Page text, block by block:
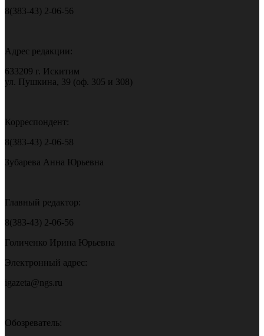
8(383-43) 2-06-56
Адрес редакции:
633209 г. Искитим
ул. Пушкина, 39 (оф. 305 и 308)
Корреспондент:
8(383-43) 2-06-58
Зубарева Анна Юрьевна
Главный редактор:
8(383-43) 2-06-56
Голиченко Ирина Юрьевна
Электронный адрес:
igazeta@ngs.ru
Обозреватель: